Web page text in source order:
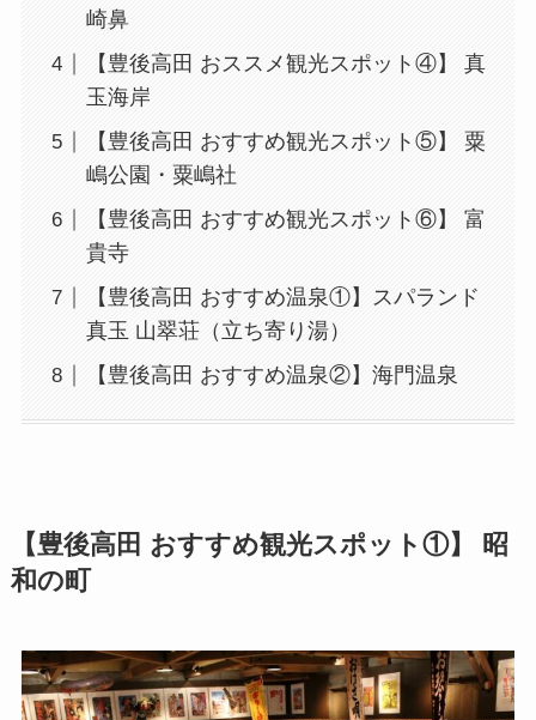
崎鼻
【豊後高田 おススメ観光スポット④】 真
玉海岸
【豊後高田 おすすめ観光スポット⑤】 粟
嶋公園・粟嶋社
【豊後高田 おすすめ観光スポット⑥】 富
貴寺
【豊後高田 おすすめ温泉①】スパランド
真玉 山翠荘（立ち寄り湯）
【豊後高田 おすすめ温泉②】海門温泉
【豊後高田 おすすめ観光スポット①】 昭
和の町